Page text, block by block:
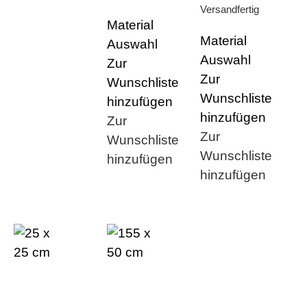
Material
Auswahl
Zur
Wunschliste
hinzufügen
Zur
Wunschliste
hinzufügen
Versandfertig
Material
Auswahl
Zur
Wunschliste
hinzufügen
Zur
Wunschliste
hinzufügen